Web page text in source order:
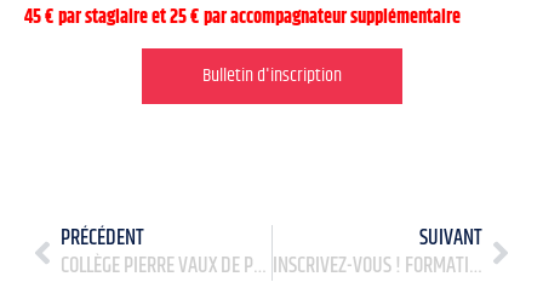
45 € par stagiaire et 25 € par accompagnateur supplémentaire
Bulletin d'inscription
PRÉCÉDENT
COLLÈGE PIERRE VAUX DE PIERRE DE BRESSE : UNE JOURNÉE OLYMPIQUE HAUTE EN COULEURS
SUIVANT
INSCRIVEZ-VOUS ! FORMATION PRÉVENTION ET LUTTE CONTRE LES DISCRIMINATIONS DANS LES ASSOCIATIONS.